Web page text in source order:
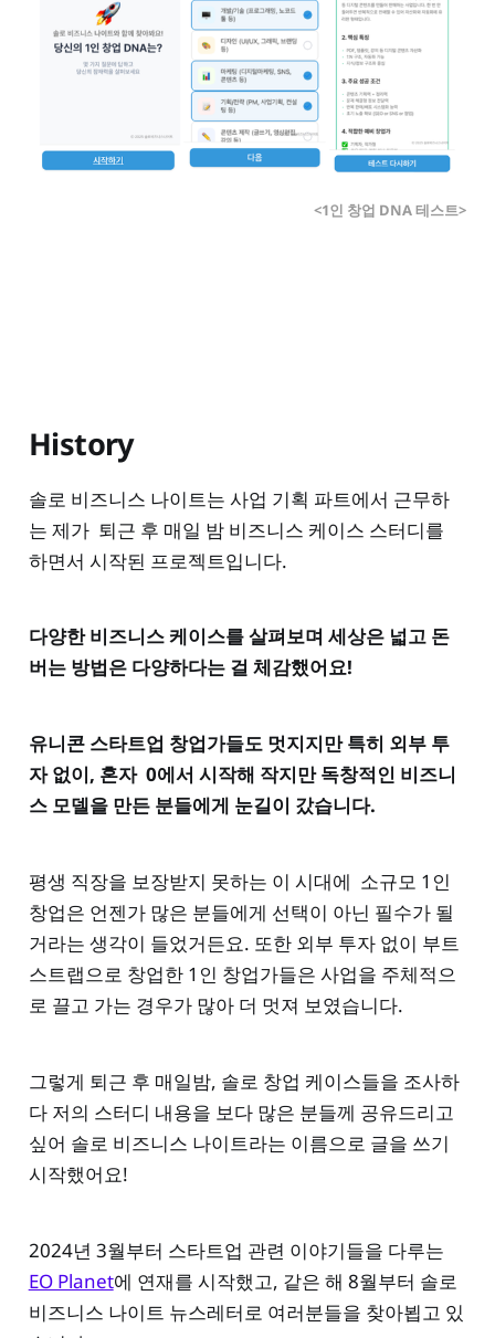
<1인 창업 DNA 테스트>
History
솔로 비즈니스 나이트는 사업 기획 파트에서 근무하
는 제가 퇴근 후 매일 밤 비즈니스 케이스 스터디를
하면서 시작된 프로젝트입니다.
다양한 비즈니스 케이스를 살펴보며 세상은 넓고 돈
버는 방법은 다양하다는 걸 체감했어요!
유니콘 스타트업 창업가들도 멋지지만 특히 외부 투
자 없이, 혼자 0에서 시작해 작지만 독창적인 비즈니
스 모델을 만든 분들에게 눈길이 갔습니다.
평생 직장을 보장받지 못하는 이 시대에 소규모 1인
창업은 언젠가 많은 분들에게 선택이 아닌 필수가 될
거라는 생각이 들었거든요. 또한 외부 투자 없이 부트
스트랩으로 창업한 1인 창업가들은 사업을 주체적으
로 끌고 가는 경우가 많아 더 멋져 보였습니다.
그렇게 퇴근 후 매일밤, 솔로 창업 케이스들을 조사하
다 저의 스터디 내용을 보다 많은 분들께 공유드리고
싶어 솔로 비즈니스 나이트라는 이름으로 글을 쓰기
시작했어요!
2024년 3월부터 스타트업 관련 이야기들을 다루는
EO Planet에 연재를 시작했고, 같은 해 8월부터 솔로
비즈니스 나이트 뉴스레터로 여러분들을 찾아뵙고 있